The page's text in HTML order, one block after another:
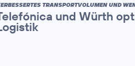
TRANSPORTVOLUMEN UND
und Würth